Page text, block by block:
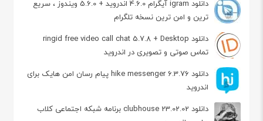
دانلود igram آیگرام 4.6.0 اندروید + 5.6.0 ویندوز ، سریع
ترین و امن ترین نسخه تلگرام
دانلود ringid free video call chat 5.7.8 + Desktop
تماس صوتی و تصویری در اندروید
دانلود hike messenger 6.3.76 پیام‌ رسان‌ امن هایک برای
اندروید
دانلود clubhouse 23.02.02 برنامه شبکه اجتماعی کلاب